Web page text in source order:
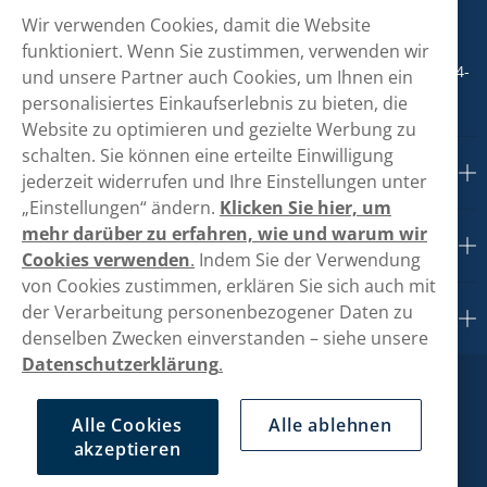
+498001800890
Mo/Di/Fr: 09-17 Uhr (Pause 12-13) Mi/Do: 10-19 Uhr (Pause 14-
15)
Kundendienst
Links
Über uns
Wir verwenden Cookies, damit die Website
funktioniert. Wenn Sie zustimmen, verwenden wir
und unsere Partner auch Cookies, um Ihnen ein
personalisiertes Einkaufserlebnis zu bieten, die
Website zu optimieren und gezielte Werbung zu
schalten. Sie können eine erteilte Einwilligung
jederzeit widerrufen und Ihre Einstellungen unter
„Einstellungen“ ändern. Klicken Sie hier, um
mehr darüber zu erfahren, wie und warum wir
Cookies verwenden. Indem Sie der Verwendung
von Cookies zustimmen, erklären Sie sich auch mit
der Verarbeitung personenbezogener Daten zu
denselben Zwecken einverstanden – siehe unsere
Datenschutzerklärung.
Alle Cookies
akzeptieren
Alle ablehnen